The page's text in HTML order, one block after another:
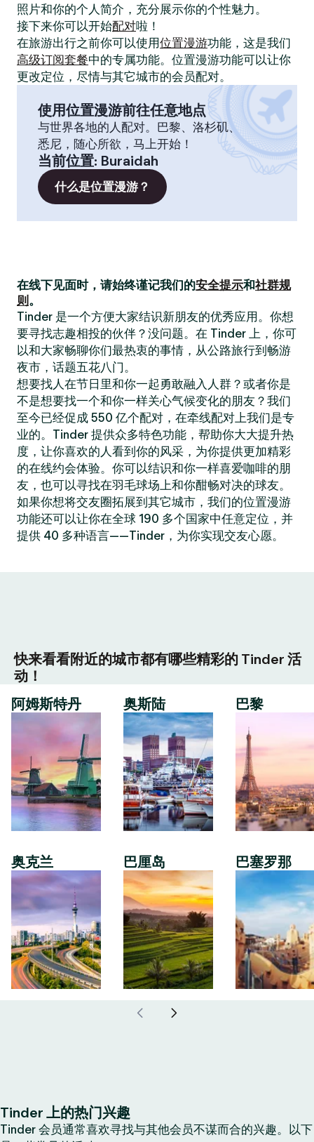
照片和你的个人简介，充分展示你的个性魅力。
接下来你可以开始配对啦！
在旅游出行之前你可以使用位置漫游功能，这是我们
高级订阅套餐中的专属功能。位置漫游功能可以让你
更改定位，尽情与其它城市的会员配对。
使用位置漫游前往任意地点
与世界各地的人配对。巴黎、洛杉矶、
悉尼，随心所欲，马上开始！
当前位置: Buraidah
什么是位置漫游？
在线下见面时，请始终谨记我们的安全提示和社群规
则 。
Tinder 是一个方便大家结识新朋友的优秀应用。你想
要寻找志趣相投的伙伴？没问题。在 Tinder 上，你可
以和大家畅聊你们最热衷的事情，从公路旅行到畅游
夜市，话题五花八门。
想要找人在节日里和你一起勇敢融入人群？或者你是
不是想要找一个和你一样关心气候变化的朋友？我们
至今已经促成 550 亿个配对，在牵线配对上我们是专
业的。Tinder 提供众多特色功能，帮助你大大提升热
度，让你喜欢的人看到你的风采，为你提供更加精彩
的在线约会体验。你可以结识和你一样喜爱咖啡的朋
友，也可以寻找在羽毛球场上和你酣畅对决的球友。
如果你想将交友圈拓展到其它城市，我们的位置漫游
功能还可以让你在全球 190 多个国家中任意定位，并
提供 40 多种语言——Tinder，为你实现交友心愿。
快来看看附近的城市都有哪些精彩的 Tinder 活
动！
阿姆斯特丹
奥克兰
奥斯陆
巴厘岛
巴黎
巴塞罗那
Tinder 上的热门兴趣
Tinder 会员通常喜欢寻找与其他会员不谋而合的兴趣。以下